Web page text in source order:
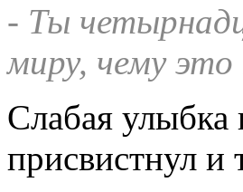
- Ты
миру, чему это
Слабая
присвистнул и